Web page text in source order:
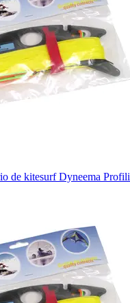
de kitesurf Dyneema